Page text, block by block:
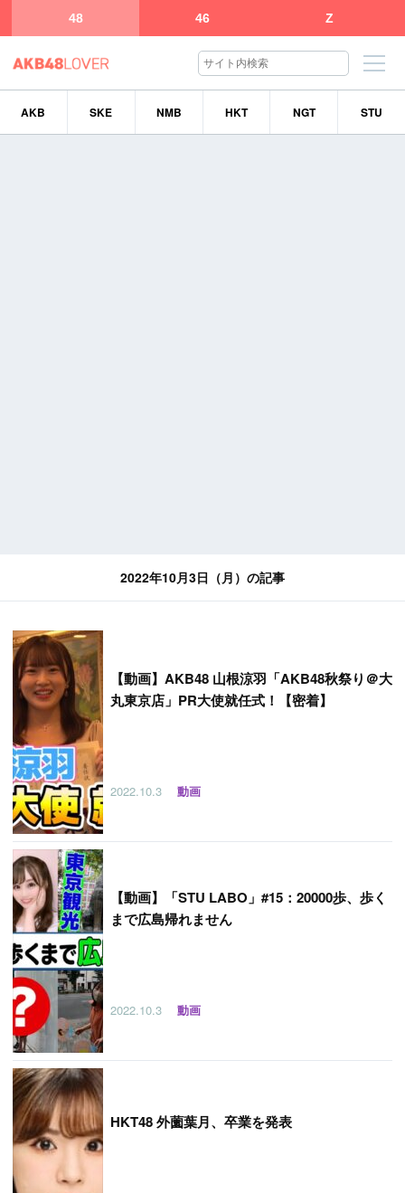
48 46 Z
AKB SKE NMB HKT NGT STU
2022年10月3日（月）の記事
【動画】AKB48 山根涼羽「AKB48秋祭り＠大
丸東京店」PR大使就任式！【密着】
2022.10.3 動画
【動画】「STU LABO」#15：20000歩、歩く
まで広島帰れません
2022.10.3 動画
HKT48 外薗葉月、卒業を発表